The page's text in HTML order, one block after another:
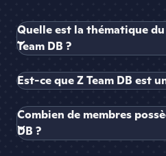
Quelle est la thématique
Team DB ?
Est-ce que Z Team DB est
Combien de membres
DB ?